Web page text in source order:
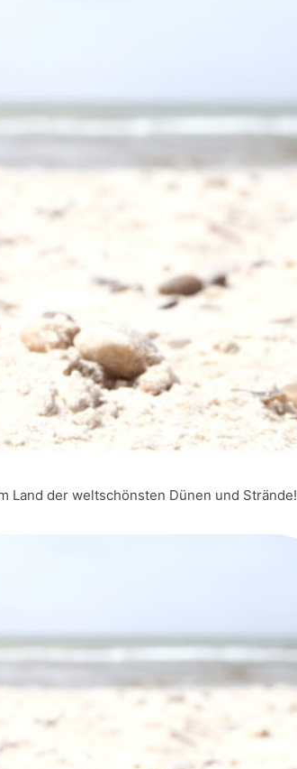
Land der weltschönsten Dünen und Strände!